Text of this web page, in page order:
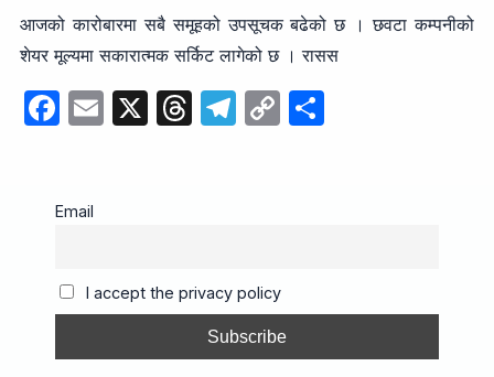
आजको कारोबारमा सबै समूहको उपसूचक बढेको छ । छवटा कम्पनीको
शेयर मूल्यमा सकारात्मक सर्किट लागेको छ । रासस
F
e
o
o
k
E X T
s
T
m
C
n
k
S
Email
I accept the privacy policy